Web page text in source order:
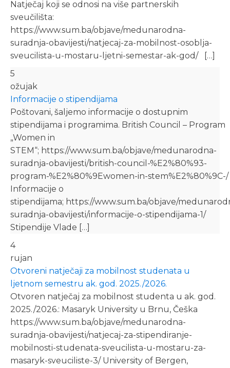
Natječaj koji se odnosi na više partnerskih
sveučilišta:
https://www.sum.ba/objave/medunarodna-
suradnja-obavijesti/natjecaj-za-mobilnost-osoblja-
sveucilista-u-mostaru-ljetni-semestar-ak-god/ […]
5
ožujak
Informacije o stipendijama
Poštovani, šaljemo informacije o dostupnim
stipendijama i programima. British Council – Program
„Women in
STEM“; https://www.sum.ba/objave/medunarodna-
suradnja-obavijesti/british-council-%E2%80%93-
program-%E2%80%9Ewomen-in-stem%E2%80%9C-/
Informacije o
stipendijama; https://www.sum.ba/objave/
suradnja-obavijesti/informacije-o-stipendijama-1/
Stipendije Vlade […]
4
rujan
Otvoreni natječaji za mobilnost studenata u
ljetnom semestru ak. god. 2025./2026.
Otvoren natječaj za mobilnost studenta u ak. god.
2025./2026.: Masaryk University u Brnu, Češka
https://www.sum.ba/objave/medunarodna-
suradnja-obavijesti/natjecaj-za-stipendiranje-
mobilnosti-studenata-sveucilista-u-mostaru-za-
masaryk-sveuciliste-3/ University of Bergen,